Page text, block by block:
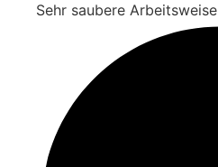
Sehr saubere Arbeitsweise